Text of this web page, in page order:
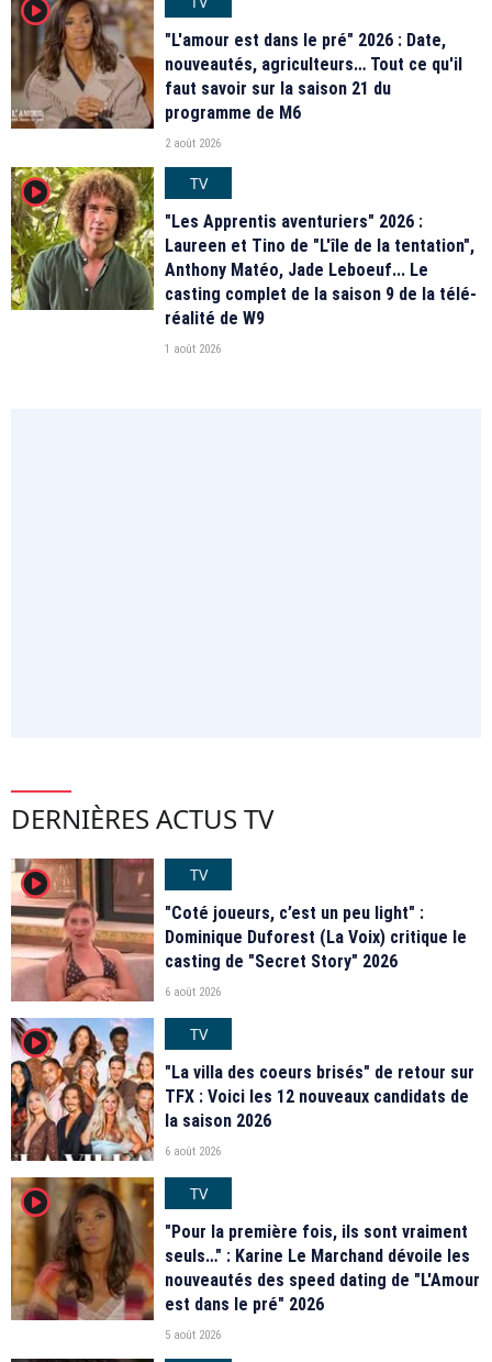
player2
"L'amour est dans le pré" 2026 : Date,
nouveautés, agriculteurs… Tout ce qu'il
faut savoir sur la saison 21 du
programme de M6
2 août 2026
player2
TV
"Les Apprentis aventuriers" 2026 :
Laureen et Tino de "L'île de la tentation",
Anthony Matéo, Jade Leboeuf... Le
casting complet de la saison 9 de la télé-
réalité de W9
1 août 2026
DERNIÈRES ACTUS TV
player2
TV
"Coté joueurs, c’est un peu light" :
Dominique Duforest (La Voix) critique le
casting de "Secret Story" 2026
6 août 2026
player2
TV
"La villa des coeurs brisés" de retour sur
TFX : Voici les 12 nouveaux candidats de
la saison 2026
6 août 2026
player2
TV
"Pour la première fois, ils sont vraiment
seuls…" : Karine Le Marchand dévoile les
nouveautés des speed dating de "L'Amour
est dans le pré" 2026
5 août 2026